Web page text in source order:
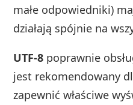
małe odpowiedniki)
działają spójnie na
UTF‑8 poprawnie
jest rekomendowany
zapewnić właściwe